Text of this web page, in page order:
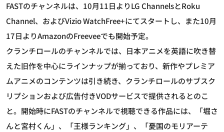
FASTのチャンネルは、10月11日よりLG ChannelsとRoku
Channel、およびVizio WatchFree+にてスタートし、また10月
17日よりAmazonのFreeveeでも開始予定。
クランチロールのチャンネルでは、日本アニメを英語に吹き替
えた旧作を中心にラインナップが揃っており、新作やプレミア
ムアニメのコンテンツは引き続き、クランチロールのサブスク
リプションおよび広告付きVODサービスで提供されるとのこ
と。開始時にFASTのチャンネルで視聴できる作品には、「堀さ
んと宮村くん」、「王様ランキング」、「憂国のモリアーテ